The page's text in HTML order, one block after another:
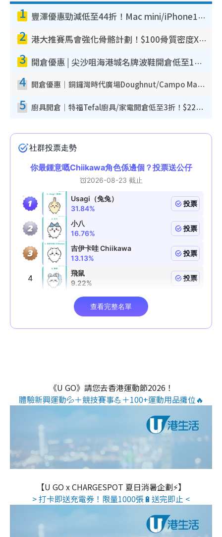
1 豐澤優惠勁減低至44折！Mac mini/iPhone17Pro大減價！廚房家電$220起
2 港大推賽馬會強化骨骼計劃！$100骨質密度X光檢查 完成免費運動訓練送超市禮券！附參加資格
3 開倉優惠 | 尖沙咀海港城名牌波鞋開倉低至1折！On鞋$899起／Joy&Peace鞋履$98起
4 開倉優惠｜銅鑼灣時代廣場Doughnut/Campo Marzio開倉低至1折！背囊、書包、手袋劈價$200起
5 廚具開倉｜特福Tefal廚具/家電開倉低至3折！$220起買平底鍋/炒鑊/湯煲！電飯煲/吸塵機/燙斗$418起
《U GO》請您去香港運動節2026！
體驗新興運動💦＋競技賽事💪＋100+運動用品攤位🔥
【U GO x CHARGESPOT 夏日消暑企劃⚡】
> 打卡即送充電券！限量1000張🔋送完即止 <